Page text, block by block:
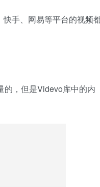
手、网易等平台的视频
的，但是Videvo库中的内